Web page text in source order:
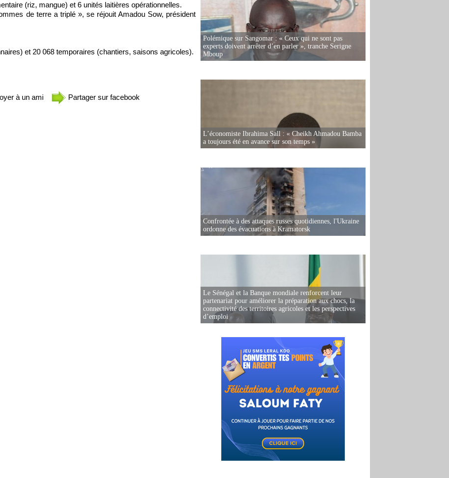
(riz, mangue) et 6 unités laitières opérationnelles.
de terre a triplé », se réjouit Amadou Sow, président
et 20 068 temporaires (chantiers, saisons agricoles).
à un ami Partager sur facebook
Polémique sur Sangomar : « Ceux qui ne sont pas
experts doivent arrêter d’en parler », tranche Serigne
Mboup
L’économiste Ibrahima Sall : « Cheikh Ahmadou Bamba
a toujours été en avance sur son temps »
Confrontée à des attaques russes quotidiennes, l'Ukraine
ordonne des évacuations à Kramatorsk
Le Sénégal et la Banque mondiale renforcent leur
partenariat pour améliorer la préparation aux chocs, la
connectivité des territoires agricoles et les perspectives
d’emploi